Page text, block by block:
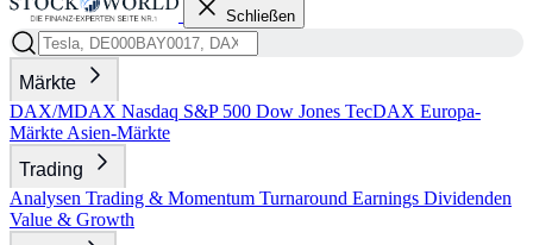
Schließen
Märkte
DAX/MDAX Nasdaq S&P 500 Dow Jones TecDAX Europa-
Märkte Asien-Märkte
Trading
Analysen Trading & Momentum Turnaround Earnings Dividenden
Value & Growth